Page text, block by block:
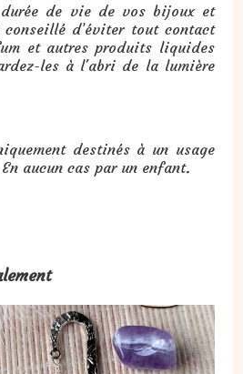
de vie de vos bijoux et
d’éviter tout contact
et autres produits liquides
les à l'abri de la lumière
destinés à un usage
aucun cas par un enfant.